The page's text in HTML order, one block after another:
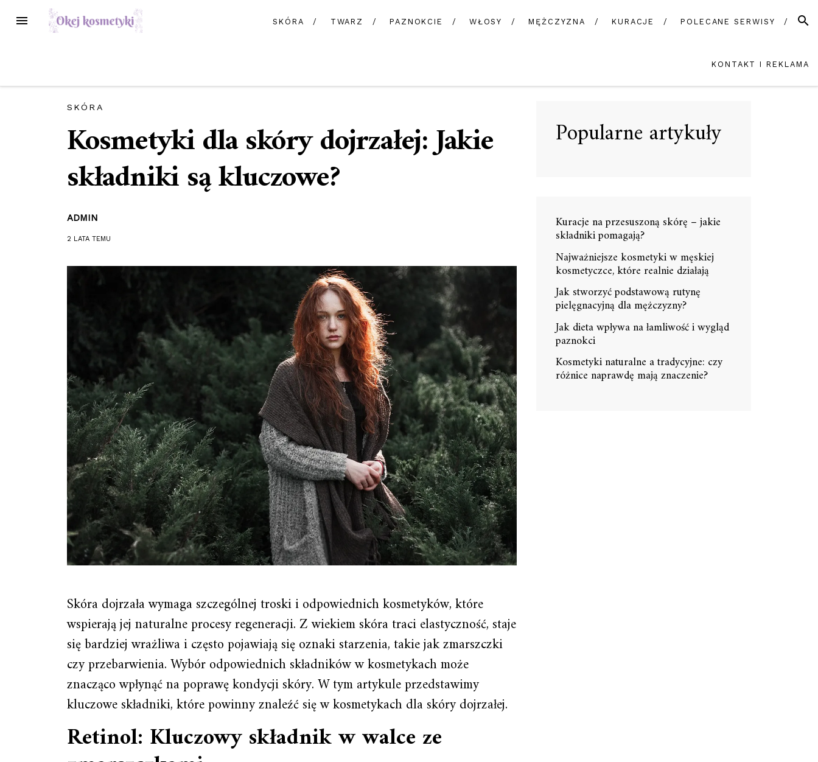
MENU
SKÓRA TWARZ PAZNOKCIE WŁOSY MĘŻCZYZNA KURACJE POLECANE SERWISY
KONTAKT I REKLAMA
SKÓRA
Kosmetyki dla skóry dojrzałej: Jakie
składniki są kluczowe?
ADMIN
2 LATA TEMU
Skóra dojrzała wymaga szczególnej troski i odpowiednich kosmetyków, które
wspierają jej naturalne procesy regeneracji. Z wiekiem skóra traci elastyczność, staje
się bardziej wrażliwa i często pojawiają się oznaki starzenia, takie jak zmarszczki
czy przebarwienia. Wybór odpowiednich składników w kosmetykach może
znacząco wpłynąć na poprawę kondycji skóry. W tym artykule przedstawimy
kluczowe składniki, które powinny znaleźć się w kosmetykach dla skóry dojrzałej.
Retinol: Kluczowy składnik w walce ze
Popularne artykuły
Kuracje na przesuszoną skórę – jakie
składniki pomagają?
Najważniejsze kosmetyki w męskiej
kosmetyczce, które realnie działają
Jak stworzyć podstawową rutynę
pielęgnacyjną dla mężczyzny?
Jak dieta wpływa na łamliwość i wygląd
paznokci
Kosmetyki naturalne a tradycyjne: czy
różnice naprawdę mają znaczenie?